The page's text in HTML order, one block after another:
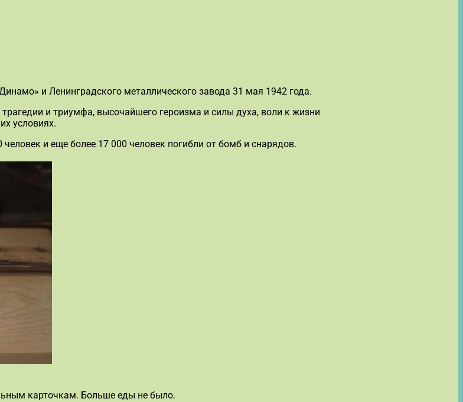
и Ленинградского металлического завода 31 мая 1942 года.
и триумфа, высочайшего героизма и силы духа, воли к жизни
условиях.
и еще более 17 000 человек погибли от бомб и снарядов.
карточкам. Больше еды не было.